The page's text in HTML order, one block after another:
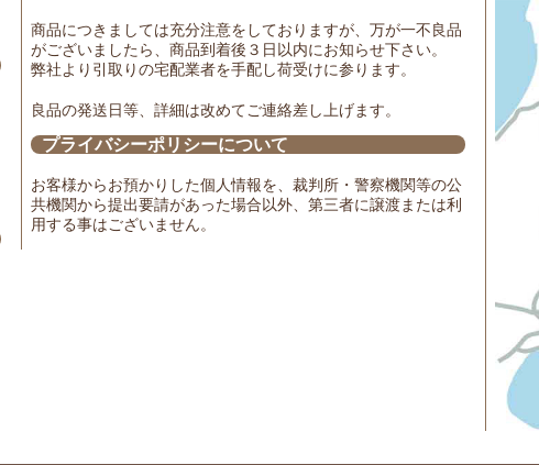
商品につきましては充分注意をしておりますが、万が一不良品
がございましたら、商品到着後３日以内にお知らせ下さい。
弊社より引取りの宅配業者を手配し荷受けに参ります。
良品の発送日等、詳細は改めてご連絡差し上げます。
プライバシーポリシーについて
お客様からお預かりした個人情報を、裁判所・警察機関等の公
共機関から提出要請があった場合以外、第三者に譲渡または利
用する事はございません。